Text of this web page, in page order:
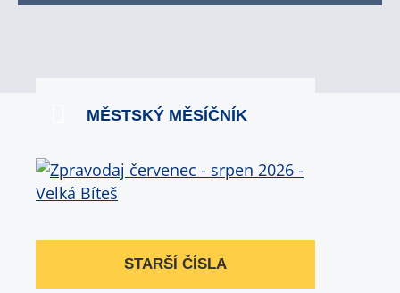
MĚSTSKÝ MĚSÍČNÍK
STARŠÍ ČÍSLA